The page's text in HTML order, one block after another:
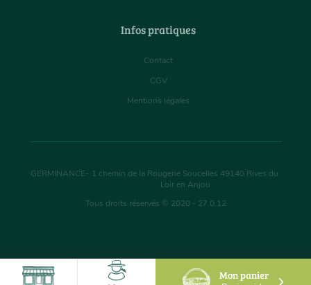
Mon panier
Infos pratiques
Contact
CGV
Mentions légales
GERMINANCE- 1 chemin de la Rougerie Soucelles 49140 Rives du
Loir en Anjou
Tous droits réservés © 2020 - 27.0.12